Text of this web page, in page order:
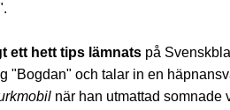
ett hett tips lämnats på
"Bogdan" och talar in en
när han utmattad somnade